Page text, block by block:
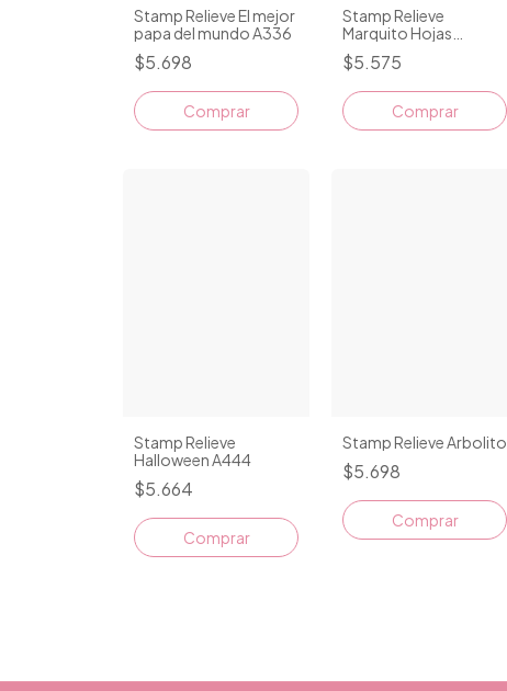
Stamp Relieve El mejor
papa del mundo A336
$5.698
Stamp Relieve
Marquito Hojas
Navidad A454
$5.575
Stamp Relieve
Halloween A444
$5.664
Stamp Relieve Arbolito
$5.698